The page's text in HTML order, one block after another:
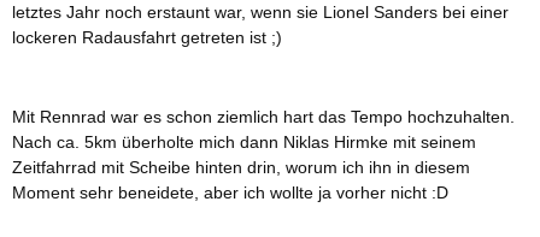
letztes Jahr noch erstaunt war, wenn sie Lionel Sanders bei einer
lockeren Radausfahrt getreten ist ;)
Mit Rennrad war es schon ziemlich hart das Tempo hochzuhalten.
Nach ca. 5km überholte mich dann Niklas Hirmke mit seinem
Zeitfahrrad mit Scheibe hinten drin, worum ich ihn in diesem
Moment sehr beneidete, aber ich wollte ja vorher nicht :D